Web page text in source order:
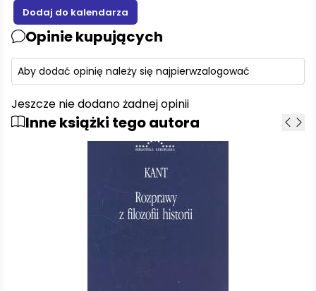
Opinie kupujących
Aby dodać opinię należy się najpierwzalogować
Jeszcze nie dodano żadnej opinii
Inne książki tego autora